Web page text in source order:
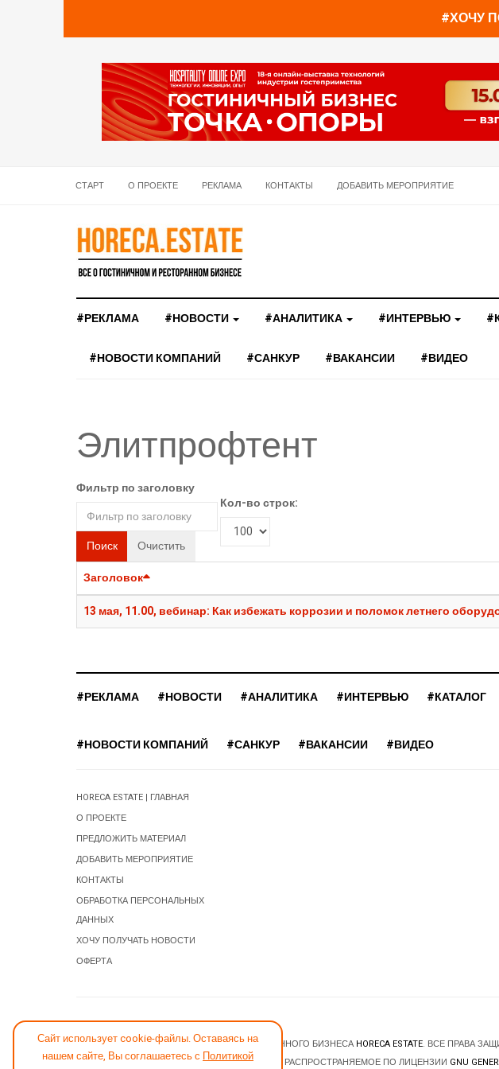
#ХОЧУ
СТАРТ О ПРОЕКТЕ РЕКЛАМА КОНТАКТЫ ДОБАВИТЬ МЕРОПРИЯТИЕ
#РЕКЛАМА #НОВОСТИ #АНАЛИТИКА #ИНТЕРВЬЮ
#НОВОСТИ КОМПАНИЙ #САНКУР #ВАКАНСИИ #ВИДЕО
Элитпрофтент
Фильтр по заголовку
Поиск Очистить
Кол-во строк:
Заголовок
13 мая, 11.00, вебинар: Как избежать коррозии и поломок летнего
Сайт использует cookie-файлы. Оставаясь на
нашем сайте, Вы соглашаетесь с Политикой
#РЕКЛАМА #НОВОСТИ #АНАЛИТИКА #ИНТЕРВЬЮ #КАТАЛОГ
#НОВОСТИ КОМПАНИЙ #САНКУР #ВАКАНСИИ #ВИДЕО
HORECA ESTATE | ГЛАВНАЯ
О ПРОЕКТЕ
ПРЕДЛОЖИТЬ МАТЕРИАЛ
ДОБАВИТЬ МЕРОПРИЯТИЕ
КОНТАКТЫ
ОБРАБОТКА ПЕРСОНАЛЬНЫХ
ДАННЫХ
ХОЧУ ПОЛУЧАТЬ НОВОСТИ
ОФЕРТА
© 2026 НОВОСТИ ГОСТИНИЧНОГО И РЕСТОРАННОГО БИЗНЕСА HORECA ESTATE. ВСЕ ПРАВА
JOOMLA! CMS- ПРОГРАММНОЕ ОБЕСПЕЧЕНИЕ, РАСПРОСТРАНЯЕМОЕ ПО ЛИЦЕНЗИИ GNU